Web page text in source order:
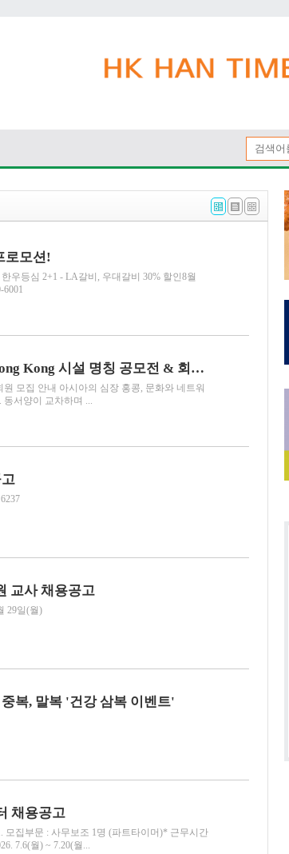
로모션!
우등심 2+1 - LA갈비, 우대갈비 30% 할인8월
6001
[코리안클럽] Korean Clup Hong Kong 시설 명칭 공모전 & 회원 모집 안내
모집 안내 아시아의 심장 홍콩, 문화와 네트워
동서양이 교차하며 ...
교사 채용공고
29일(월)
복, 말복 '건강 삼복 이벤트'
채용공고
모집부문 : 사무보조 1명 (파트타이머)* 근무시간
7.6(월) ~ 7.20(월...